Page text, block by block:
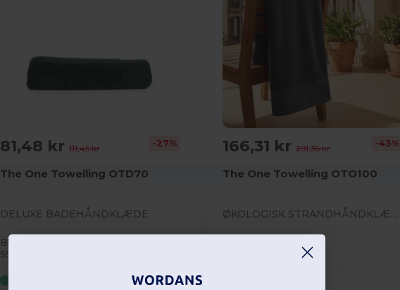
81,48 kr 111,45 kr -27%
The One Towelling OTD70
DELUXE BADEHÅNDKLÆDE
Blød
550 gsm
166,31 kr291,36 kr -43%
The One Towelling OTO100
ØKOLOGISK STRANDHÅNDKLÆDE